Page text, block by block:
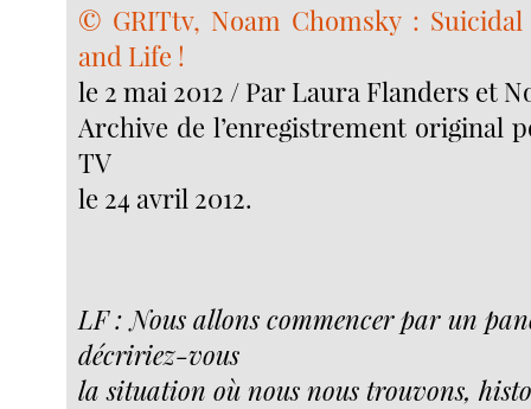
© GRITtv, Noam Chomsky : Suicidal
and Life !
le 2 mai 2012 / Par Laura Flanders et
Archive de l’enregistrement original
TV
le 24 avril 2012.
LF : Nous allons commencer par un
décririez-vous
la situation où nous nous trouvons,